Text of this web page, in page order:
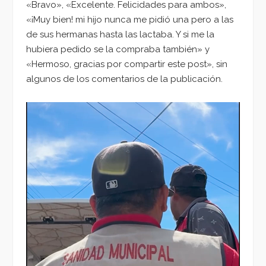
«Bravo», «Excelente. Felicidades para ambos»,
«¡Muy bien! mi hijo nunca me pidió una pero a las
de sus hermanas hasta las lactaba. Y si me la
hubiera pedido se la compraba también» y
«Hermoso, gracias por compartir este post», sin
algunos de los comentarios de la publicación.
Reproductor
vídeo